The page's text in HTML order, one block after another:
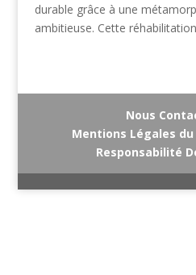
durable grâce à une
ambitieuse. Cette
Nous
Mentions Légales
Responsabilité